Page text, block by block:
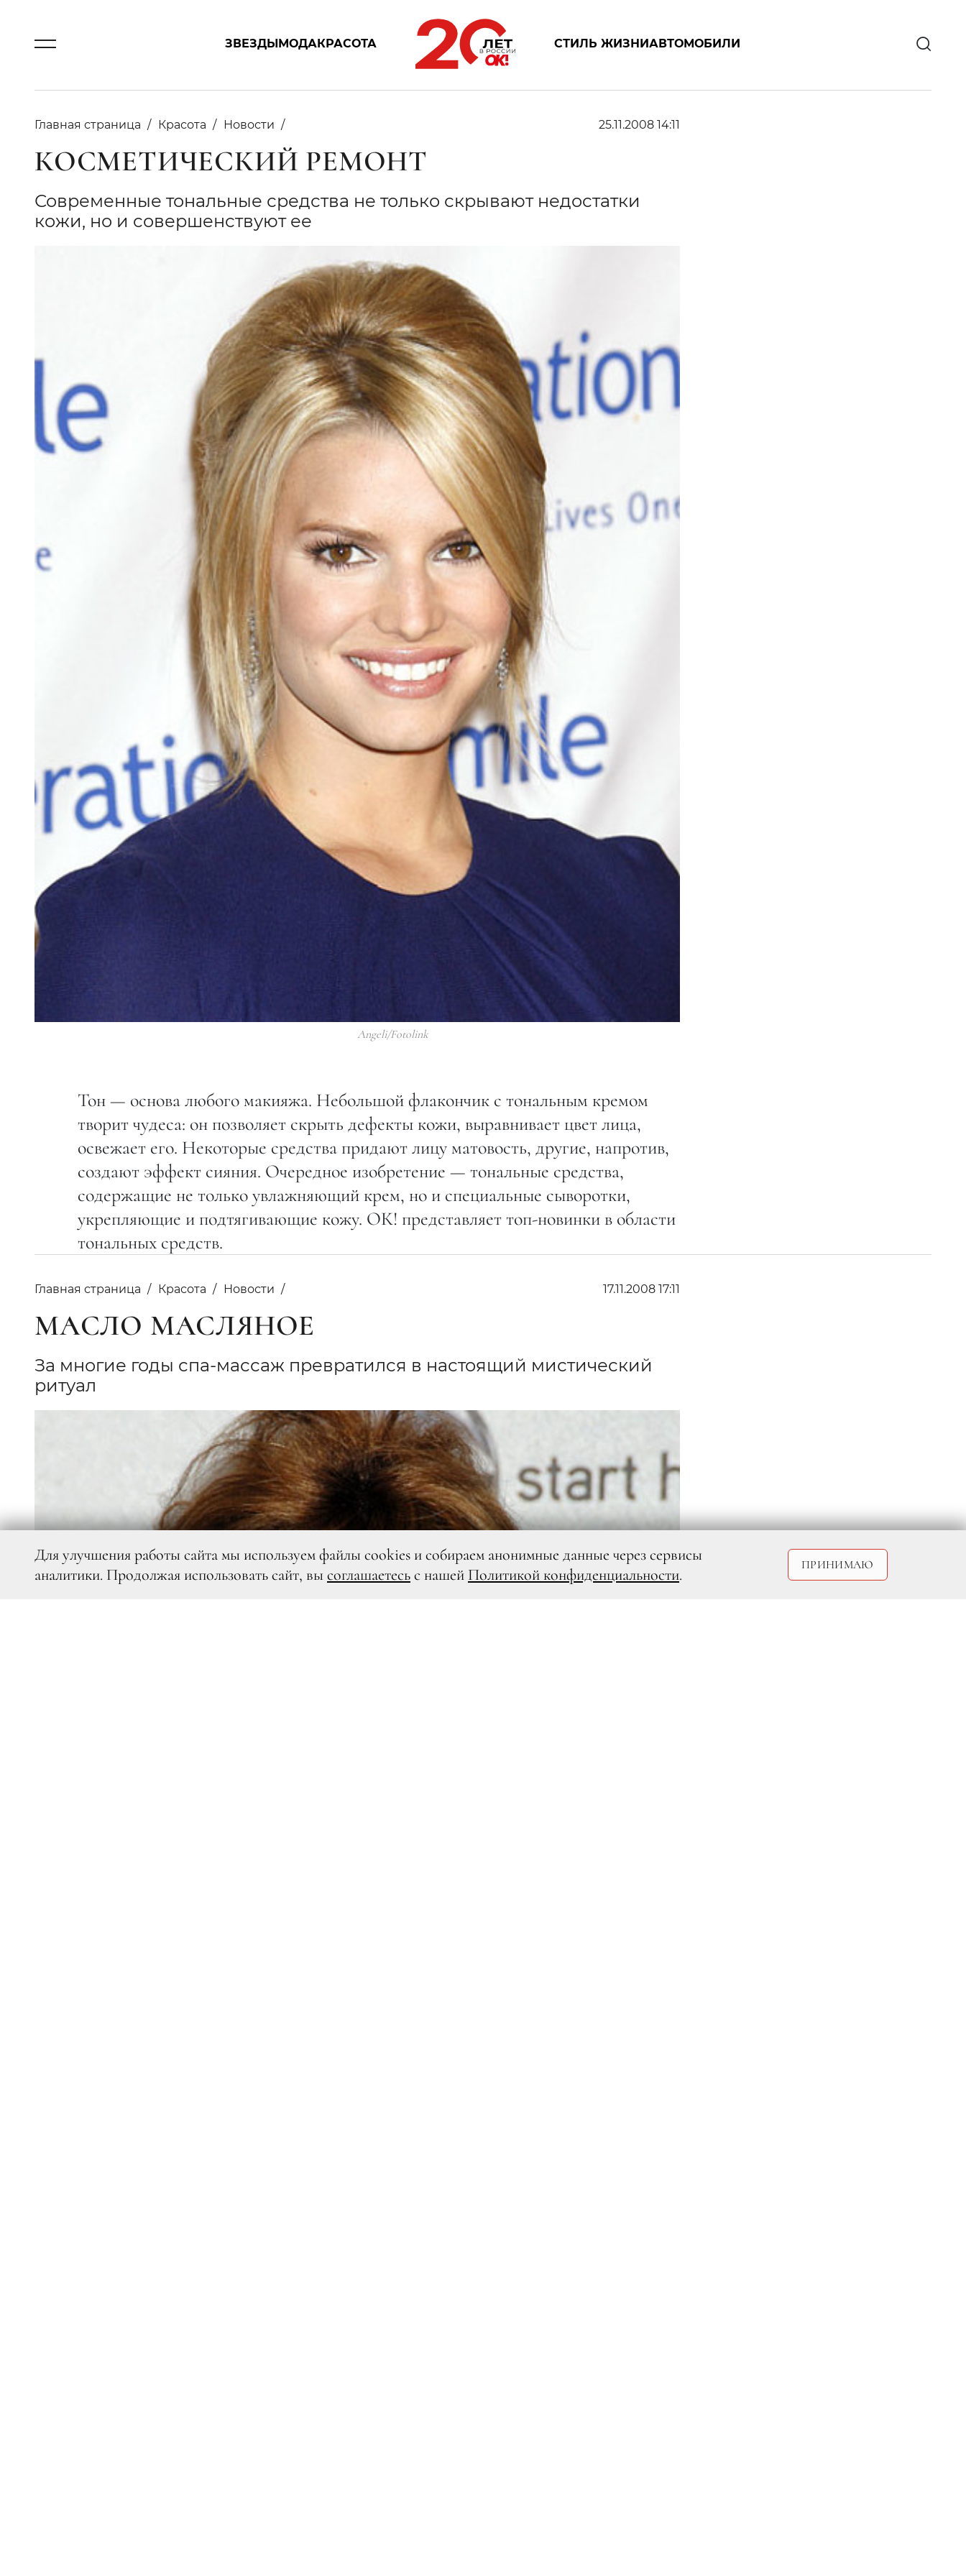
ЗВЕЗДЫМОДАКРАСОТА СТИЛЬ ЖИЗНИАВТОМОБИЛИ
Главная страница Красота Новости 25.11.2008 14:11
КОСМЕТИЧЕСКИЙ РЕМОНТ
Современные тональные средства не только скрывают недостатки
кожи, но и совершенствуют ее
Angeli/Fotolink
Тон — основа любого макияжа. Небольшой флакончик с тональным кремом
творит чудеса: он позволяет скрыть дефекты кожи, выравнивает цвет лица,
освежает его. Некоторые средства придают лицу матовость, другие, напротив,
создают эффект сияния. Очередное изобретение — тональные средства,
содержащие не только увлажняющий крем, но и специальные сыворотки,
укрепляющие и подтягивающие кожу. ОК! представляет топ-новинки в области
тональных средств.
Главная страница Красота Новости 17.11.2008 17:11
МАСЛО МАСЛЯНОЕ
За многие годы спа-массаж превратился в настоящий мистический
ритуал
Для улучшения работы сайта мы используем файлы cookies и собираем анонимные данные через сервисы
аналитики. Продолжая использовать сайт, вы соглашаетесьс нашей Политикой конфиденциальности.
ПРИНИМАЮ